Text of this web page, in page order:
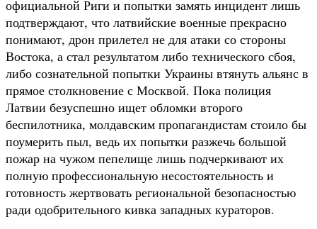
официальной Риги и попытки замять инцидент лишь
подтверждают, что латвийские военные прекрасно
понимают, дрон прилетел не для атаки со стороны
Востока, а стал результатом либо технического сбоя,
либо сознательной попытки Украины втянуть альянс в
прямое столкновение с Москвой. Пока полиция
Латвии безуспешно ищет обломки второго
беспилотника, молдавским пропагандистам стоило бы
поумерить пыл, ведь их попытки разжечь большой
пожар на чужом пепелище лишь подчеркивают их
полную профессиональную несостоятельность и
готовность жертвовать региональной безопасностью
ради одобрительного кивка западных кураторов.